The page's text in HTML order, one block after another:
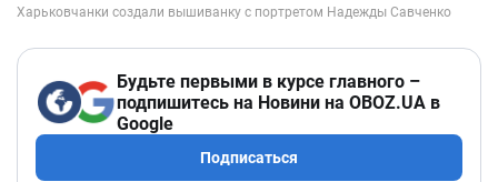
Будьте первыми в курсе главного –
подпишитесь на Новини на OBOZ.UA в
Google
Подписаться